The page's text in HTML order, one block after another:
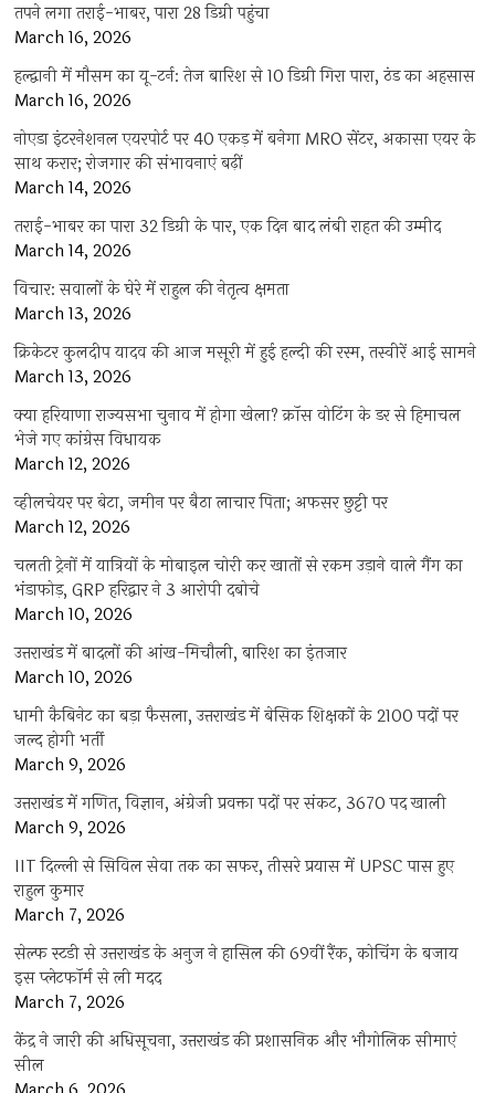
तपने लगा तराई-भाबर, पारा 28 डिग्री पहुंचा
March 16, 2026
हल्द्वानी में मौसम का यू-टर्न: तेज बारिश से 10 डिग्री गिरा पारा, ठंड का अहसास
March 16, 2026
नोएडा इंटरनेशनल एयरपोर्ट पर 40 एकड़ में बनेगा MRO सेंटर, अकासा एयर के
साथ करार; रोजगार की संभावनाएं बढ़ीं
March 14, 2026
तराई-भाबर का पारा 32 डिग्री के पार, एक दिन बाद लंबी राहत की उम्मीद
March 14, 2026
विचार: सवालों के घेरे में राहुल की नेतृत्व क्षमता
March 13, 2026
क्रिकेटर कुलदीप यादव की आज मसूरी में हुई हल्दी की रस्म, तस्वीरें आई सामने
March 13, 2026
क्या हरियाणा राज्यसभा चुनाव में होगा खेला? क्रॉस वोटिंग के डर से हिमाचल
भेजे गए कांग्रेस विधायक
March 12, 2026
व्हीलचेयर पर बेटा, जमीन पर बैठा लाचार पिता; अफसर छुट्टी पर
March 12, 2026
चलती ट्रेनों में यात्रियों के मोबाइल चोरी कर खातों से रकम उड़ाने वाले गैंग का
भंडाफोड़, GRP हरिद्वार ने 3 आरोपी दबोचे
March 10, 2026
उत्तराखंड में बादलों की आंख-मिचौली, बारिश का इंतजार
March 10, 2026
धामी कैबिनेट का बड़ा फैसला, उत्तराखंड में बेसिक शिक्षकों के 2100 पदों पर
जल्द होगी भर्ती
March 9, 2026
उत्तराखंड में गणित, विज्ञान, अंग्रेजी प्रवक्ता पदों पर संकट, 3670 पद खाली
March 9, 2026
IIT दिल्ली से सिविल सेवा तक का सफर, तीसरे प्रयास में UPSC पास हुए
राहुल कुमार
March 7, 2026
सेल्फ स्टडी से उत्तराखंड के अनुज ने हासिल की 69वीं रैंक, कोचिंग के बजाय
इस प्लेटफॉर्म से ली मदद
March 7, 2026
केंद्र ने जारी की अधिसूचना, उत्तराखंड की प्रशासनिक और भौगोलिक सीमाएं
सील